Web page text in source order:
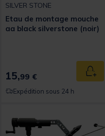
SILVER STONE
Etau de montage mouche
aa black silverstone (noir)
15,99 €
Expédition sous 24 h